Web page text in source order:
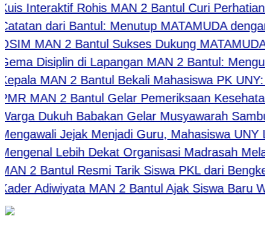
Interaktif Rohis MAN 2 Bantul Curi Perhatian
dari Bantul: Menutup MATAMUDA dengan
MAN 2 Bantul Sukses Dukung MATAMUDA
Disiplin di Lapangan MAN 2 Bantul: Mengukir
MAN 2 Bantul Bekali Mahasiswa PK UNY:
MAN 2 Bantul Gelar Pemeriksaan Kesehatan
Dukuh Babakan Gelar Musyawarah Sambut
Jejak Menjadi Guru, Mahasiswa UNY
Lebih Dekat Organisasi Madrasah Melalui
2 Bantul Resmi Tarik Siswa PKL dari Bengkel
Adiwiyata MAN 2 Bantul Ajak Siswa Baru